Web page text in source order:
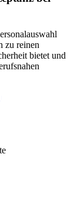
zu reinen
bietet und